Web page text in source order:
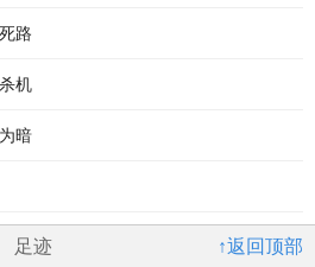
路
机
暗
↑返回顶部
足迹